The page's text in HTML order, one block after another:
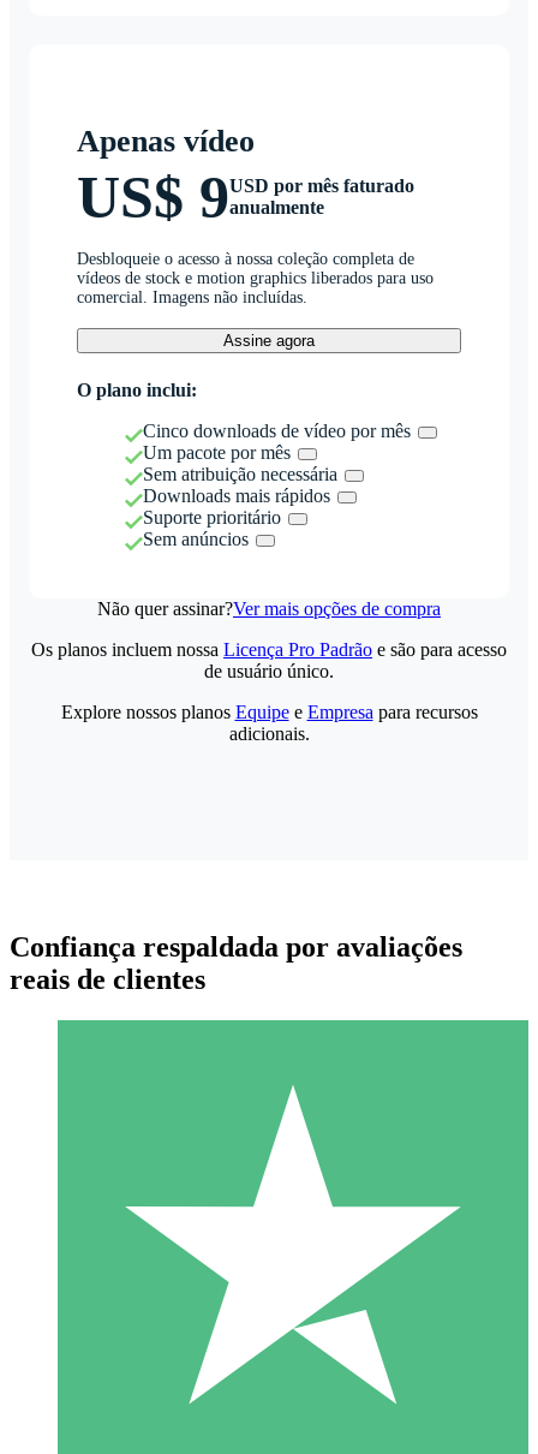
Apenas vídeo
US$ 9USD por mês faturado
anualmente
Desbloqueie o acesso à nossa coleção completa de
vídeos de stock e motion graphics liberados para uso
comercial. Imagens não incluídas.
Assine agora
O plano inclui:
Cinco downloads de vídeo por mês
Um pacote por mês
Sem atribuição necessária
Downloads mais rápidos
Suporte prioritário
Sem anúncios
Não quer assinar?Ver mais opções de compra
Pacotes de Créditos Individuais
Pague conforme o uso com créditos de download. Sem
1000
Os planos incluem nossa Licença Pro Padrão e são para acesso
de usuário único.
Explore nossos planos Equipee Empresa para recursos
adicionais.
Confiança respaldada por avaliações
reais de clientes